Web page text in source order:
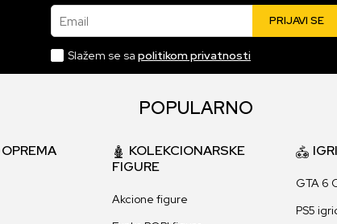
Email PRIJAVI SE
Slažem se sa politikom privatnosti
POPULARNO
KOLEKCIONARSKE
FIGURE
Akcione figure
GTA 6
PS5